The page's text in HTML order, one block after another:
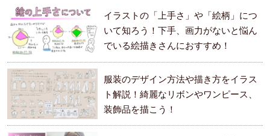
イラストの「上手さ」や「絵柄」につ
いて知ろう！下手、画力がないと悩ん
でいる絵描きさんにおすすめ！
服装のデザイン方法や描き方をイラス
ト解説！綺麗なリボンやワンピース、
装飾品を描こう！